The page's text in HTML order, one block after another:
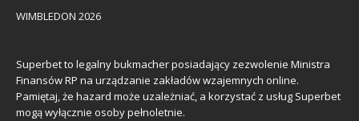
WIMBLEDON 2026
Superbet to legalny bukmacher posiadający zezwolenie Ministra
Finansów RP na urządzanie zakładów wzajemnych online.
Pamiętaj, że hazard może uzależniać, a korzystać z usług Superbet
mogą wyłącznie osoby pełnoletnie.